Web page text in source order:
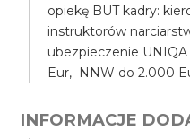
opiekę BUT kadry:
instruktorów
ubezpieczenie
Eur, NNW do 2.000
INFORMACJE